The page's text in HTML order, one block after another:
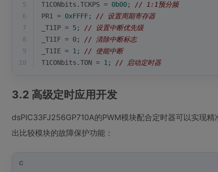
5
T1CONbits.TCKPS = 0b00; // 1:1预分频
6
PR1 = 0xFFFF; // 设置周期寄存器
7
_T1IP = 5; // 设置中断优先级
8
_T1IF = 0; // 清除中断标志
9
_T1IE = 1 ; // 使能中断
10
T1CONbits.TON = 1 ; // 启动定时器
3.2 高级定时应用开发
dsPIC33FJ256GP710A的PWM模块配合定时器可以实现
出比较模块的故障保护功能：
C